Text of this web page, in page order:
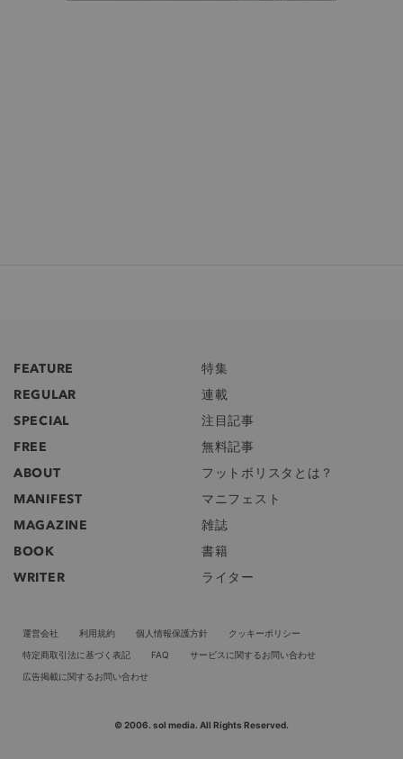
FEATURE
特集
REGULAR
連載
SPECIAL
注目記事
FREE
無料記事
ABOUT
フットボリスタとは？
MANIFEST
マニフェスト
MAGAZINE
雑誌
BOOK
書籍
WRITER
ライター
運営会社 利用規約 個人情報保護方針
クッキーポリシー
特定商取引法に基づく表記
FAQ
サービスに関するお問い合わせ
広告掲載に関するお問い合わせ
© 2006. sol media. All Rights Reserved.